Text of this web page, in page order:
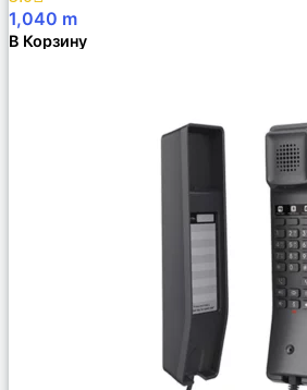
1,040 m
В Корзину